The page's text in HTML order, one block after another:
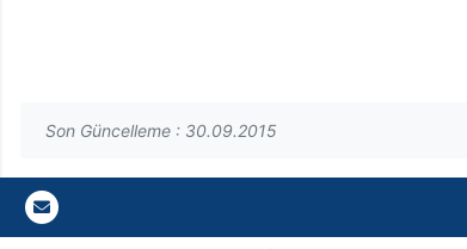
Son Güncelleme : 30.09.2015
Gazi E-Mail